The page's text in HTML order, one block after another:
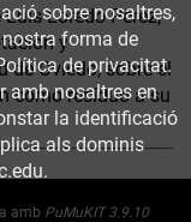
Loredo Pérez,
y
de Oviedo, sobre el
como resíduo a su
sobre nosaltres,
forma de
de privacitat.
amb nosaltres en
la identificació
als dominis
amb PuMuKIT 3.9.10